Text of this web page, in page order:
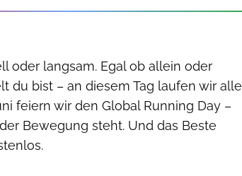
oder langsam. Egal ob allein oder
du bist – an diesem Tag laufen wir alle
feiern wir den Global Running Day –
Bewegung steht. Und das Beste